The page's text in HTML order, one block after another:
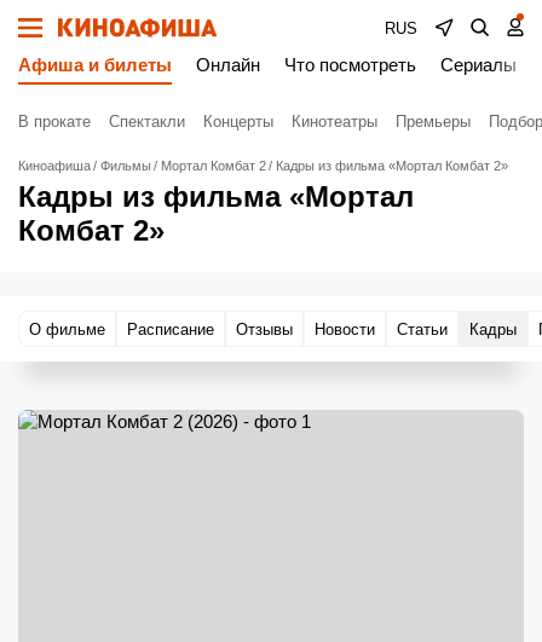
RUS
Афиша и билеты Онлайн Что посмотреть Сериалы
В прокате Спектакли Концерты Кинотеатры Премьеры
Киноафиша Фильмы Мортал Комбат 2 Кадры из фильма «Мортал Комбат 2»
Кадры из фильма «Мортал
Комбат 2»
О фильме Расписание Отзывы Новости Статьи Кадры